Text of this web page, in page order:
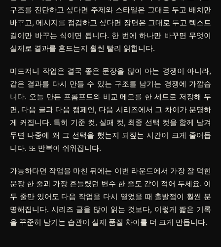
구조를 진단하고 싶다면 주제와 스타일은 그대로 두고 배치만
바꾸고, 메시지를 점검하고 싶다면 장면은 그대로 두고 텍스트
길이만 바꾸는 식이면 됩니다. 한 번에 하나만 바꾸면 무엇이
실제로 결과를 흔드는지 훨씬 빨리 읽힙니다.
미드저니 작업은 결국 좋은 문장을 많이 아는 경쟁이 아니라,
같은 결과를 다시 만들 수 있는 구조를 남기는 경쟁에 가깝습
니다. 오늘 만든 프롬프트와 비교 메모를 한 세트로 저장해 두
면, 다음 글과 다음 캠페인, 다음 시리즈에서 그 차이가 분명하
게 커집니다. 특히 기준 컷, 실패 컷, 최종 선택 컷을 함께 남겨
두면 나중에 왜 그 선택을 했는지 되짚는 시간이 크게 줄어듭
니다. 또 반복이 쉬워집니다.
가능하다면 작업을 마친 뒤에는 이번 라운드에서 가장 잘 먹힌
문장 한 줄과 가장 흔들렸던 변수 한 줄도 같이 적어 두세요. 이
두 줄만 있어도 다음 작업을 다시 열었을 때 출발점이 훨씬 분
명해집니다. 시리즈 글을 많이 읽는 것보다, 이렇게 짧은 기록
을 꾸준히 남기는 습관이 실제 품질 차이를 더 크게 만듭니다.